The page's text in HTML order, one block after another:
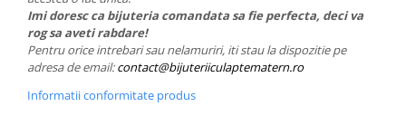
Imi doresc ca bijuteria comandata sa fie perfecta, deci va
rog sa aveti rabdare!
Pentru orice intrebari sau nelamuriri, iti stau la dispozitie pe
adresa de email:contact@bijuteriiculaptematern.ro
Informatii conformitate produs